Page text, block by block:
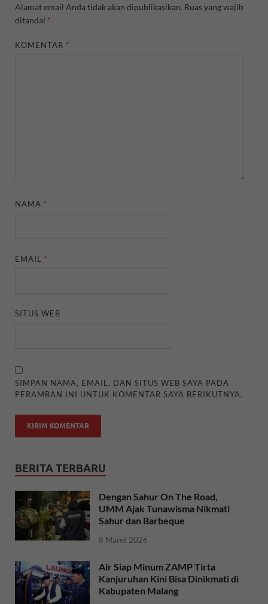
Alamat email Anda tidak akan dipublikasikan. Ruas yang wajib
ditandai *
KOMENTAR *
NAMA *
EMAIL *
SITUS WEB
SIMPAN NAMA, EMAIL, DAN SITUS WEB SAYA PADA
PERAMBAN INI UNTUK KOMENTAR SAYA BERIKUTNYA.
BERITA TERBARU
Dengan Sahur On The Road,
UMM Ajak Tunawisma Nikmati
Sahur dan Barbeque
8 Maret 2026
Air Siap Minum ZAMP Tirta
Kanjuruhan Kini Bisa Dinikmati di
Kabupaten Malang